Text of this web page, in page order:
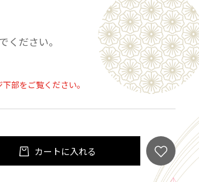
ださい。
部をご覧ください。
カートに入れる